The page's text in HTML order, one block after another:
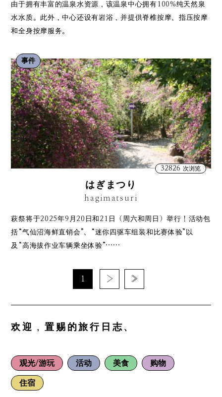
由于拥有丰富的温泉水资源，该温泉中心拥有100%纯天然泉
水水质。此外，中心还设有岩浴，并提供脊椎按摩、指压按摩
和全身按摩服务。
事件
32826 次浏览
はぎまつり
hagimatsuri
萩祭将于2025年9月20日和21日（周六和周日）举行！活动包
括“气仙沼海鲜直销会”、“迷你四驱车组装和比赛体验”以
及“高海拔作业车辆乘坐体验”……
1 › »
欢迎，置赐的旅行日志、
观光/游玩 活动 美食 购物
住宿